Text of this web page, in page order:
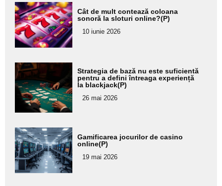
Adaugă
aici textul
pentru
subtitlu
Cât de mult contează coloana
sonoră la sloturi online?(P)
10 iunie 2026
Adaugă
aici textul
pentru
subtitlu
Strategia de bază nu este suficientă
pentru a defini întreaga experiență
la blackjack(P)
26 mai 2026
Adaugă
aici textul
pentru
subtitlu
Gamificarea jocurilor de casino
online(P)
19 mai 2026